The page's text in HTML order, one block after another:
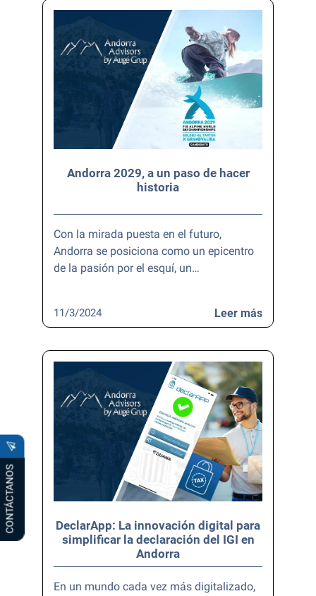
CONTÁCTANOS
Andorra 2029, a un paso de hacer
historia
Con la mirada puesta en el futuro,
Andorra se posiciona como un epicentro
de la pasión por el esquí, un…
Leer más
11/3/2024
DeclarApp: La innovación digital para
simplificar la declaración del IGI en
Andorra
En un mundo cada vez más digitalizado,